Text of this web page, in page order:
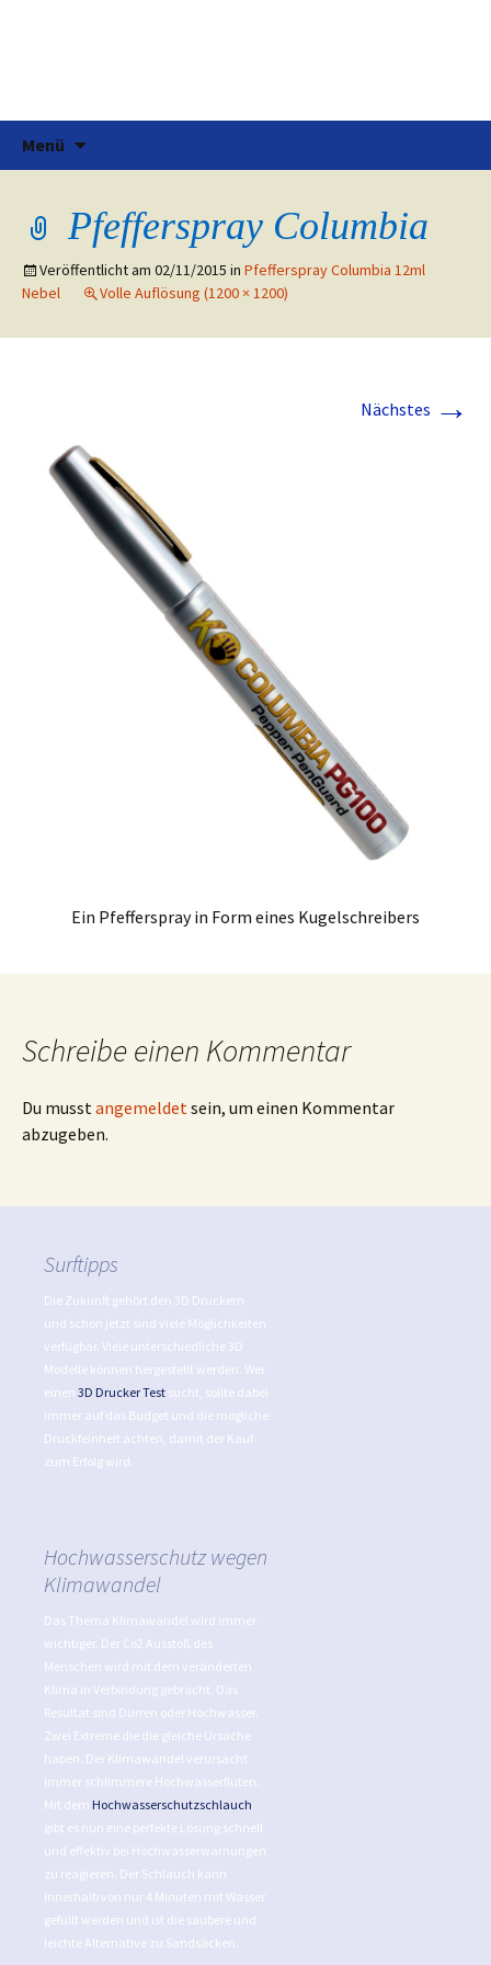
Menü
Pfefferspray Columbia
Veröffentlicht am 02/11/2015 in Pfefferspray Columbia 12ml
Nebel
Volle Auflösung (1200 × 1200)
Nächstes →
Ein Pfefferspray in Form eines Kugelschreibers
Schreibe einen Kommentar
Du musstangemeldetsein, um einen Kommentar
abzugeben.
Surftipps
Die Zukunft gehört den 3D Druckern
und schon jetzt sind viele Möglichkeiten
verfügbar. Viele unterschiedliche 3D
Modelle können hergestellt werden. Wer
einen 3D Drucker Test sucht, sollte dabei
immer auf das Budget und die mögliche
Druckfeinheit achten, damit der Kauf
zum Erfolg wird.
Hochwasserschutz wegen
Klimawandel
Das Thema Klimawandel wird immer
wichtiger. Der Co2 Ausstoß des
Menschen wird mit dem veränderten
Klima in Verbindung gebracht. Das
Resultat sind Dürren oder Hochwasser.
Zwei Extreme die die gleiche Ursache
haben. Der Klimawandel verursacht
immer schlimmere Hochwasserfluten.
Mit dem Hochwasserschutzschlauch
gibt es nun eine perfekte Lösung schnell
und effektiv bei Hochwasserwarnungen
zu reagieren. Der Schlauch kann
innerhalb von nur 4 Minuten mit Wasser
gefüllt werden und ist die saubere und
leichte Alternative zu Sandsäcken.